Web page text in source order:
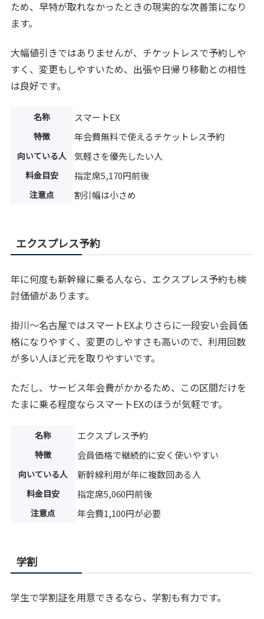
ため、早特が取れなかったときの現実的な次善策になり
ます。
大幅値引きではありませんが、チケットレスで予約しや
すく、変更もしやすいため、出張や日帰り移動との相性
は良好です。
名称 スマートEX
特徴 年会費無料で使えるチケットレス予約
向いている人 気軽さを優先したい人
料金目安 指定席5,170円前後
注意点 割引幅は小さめ
エクスプレス予約
年に何度も新幹線に乗る人なら、エクスプレス予約も検
討価値があります。
掛川〜名古屋ではスマートEXよりさらに一段安い会員価
格になりやすく、変更のしやすさも高いので、利用回数
が多い人ほど元を取りやすいです。
ただし、サービス年会費がかかるため、この区間だけを
たまに乗る程度ならスマートEXのほうが気軽です。
名称 エクスプレス予約
特徴 会員価格で継続的に安く使いやすい
向いている人 新幹線利用が年に複数回ある人
料金目安 指定席5,060円前後
注意点 年会費1,100円が必要
学割
学生で学割証を用意できるなら、学割も有力です。